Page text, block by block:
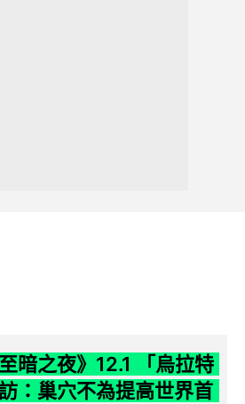
暗之夜》12.1 「烏拉特
：巢穴不為提高世界首